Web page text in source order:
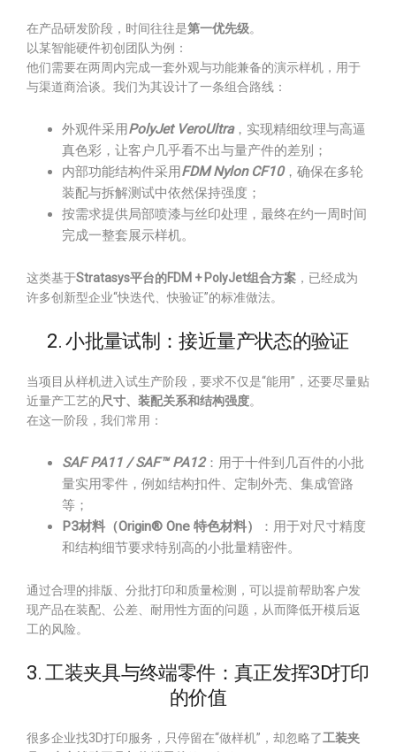
在产品研发阶段，时间往往是第一优先级。
以某智能硬件初创团队为例：
他们需要在两周内完成一套外观与功能兼备的演示样机，用于
与渠道商洽谈。我们为其设计了一条组合路线：
外观件采用PolyJet VeroUltra，实现精细纹理与高逼
真色彩，让客户几乎看不出与量产件的差别；
内部功能结构件采用FDM Nylon CF10，确保在多轮
装配与拆解测试中依然保持强度；
按需求提供局部喷漆与丝印处理，最终在约一周时间
完成一整套展示样机。
这类基于Stratasys平台的FDM + PolyJet组合方案 ，已经成为
许多创新型企业“快迭代、快验证”的标准做法。
2. 小批量试制：接近量产状态的验证
当项目从样机进入试生产阶段，要求不仅是“能用”，还要尽量贴
近量产工艺的尺寸、装配关系和结构强度。
在这一阶段，我们常用：
SAF PA11 / SAF™ PA12：用于十件到几百件的小批
量实用零件，例如结构扣件、定制外壳、集成管路
等；
P3材料（Origin® One 特色材料）
：用于对尺寸精度
和结构细节要求特别高的小批量精密件。
通过合理的排版、分批打印和质量检测，可以提前帮助客户发
现产品在装配、公差、耐用性方面的问题，从而降低开模后返
工的风险。
3. 工装夹具与终端零件：真正发挥3D打印
的价值
很多企业找3D打印服务，只停留在“做样机”，却忽略了工装夹